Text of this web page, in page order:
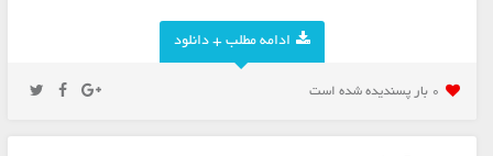
ادامه مطلب + دانلود
0 بار پسنديده شده است